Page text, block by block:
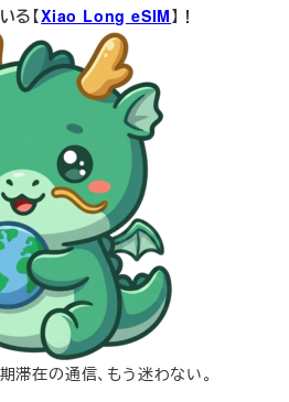
る【Xiao Long eSIM】！
滞在の通信、もう迷わない。